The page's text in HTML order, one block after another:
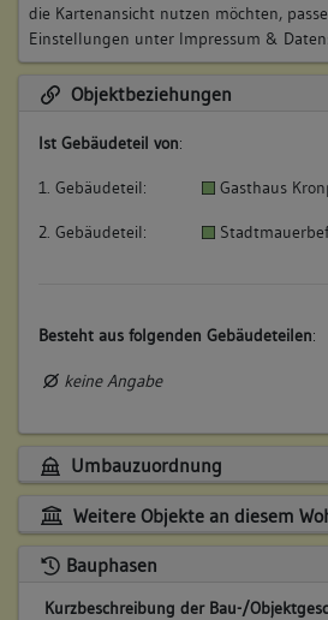
die Kartenansicht nutzen möchten,
Einstellungen unter Impressum &
Objektbeziehungen
Ist Gebäudeteil von:
1. Gebäudeteil: Gasthaus
2. Gebäudeteil:
Besteht aus folgenden Gebäudeteilen:
keine Angabe
Umbauzuordnung
Weitere Objekte an diesem
Bauphasen
Kurzbeschreibung der Bau-/